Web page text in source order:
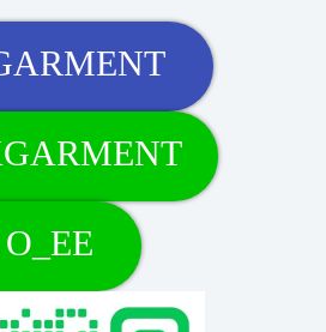
O_EE